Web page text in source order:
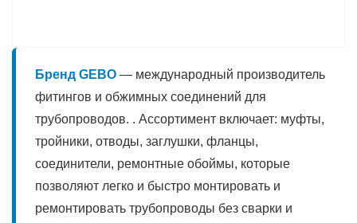
Бренд GEBO — международный производитель
фитингов и обжимных соединений для
трубопроводов. . Ассортимент включает: муфты,
тройники, отводы, заглушки, фланцы,
соединители, ремонтные обоймы, которые
позволяют легко и быстро монтировать и
ремонтировать трубопроводы без сварки и